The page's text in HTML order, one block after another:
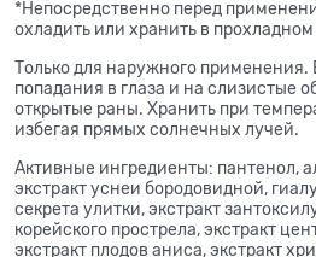
*Непосредственно перед
охладить или хранить в
Только для наружного применения.
попадания в глаза и на слизистые
открытые раны. Хранить при
избегая прямых солнечных лучей.
Активные ингредиенты: пантенол,
экстракт уснеи бородовидной,
секрета улитки, экстракт
корейского прострела, экстракт
экстракт плодов аниса, экстракт